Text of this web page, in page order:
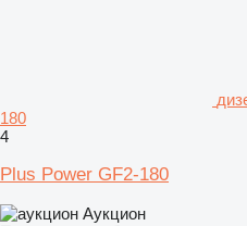
180
4
Plus Power GF2-180
Аукцион